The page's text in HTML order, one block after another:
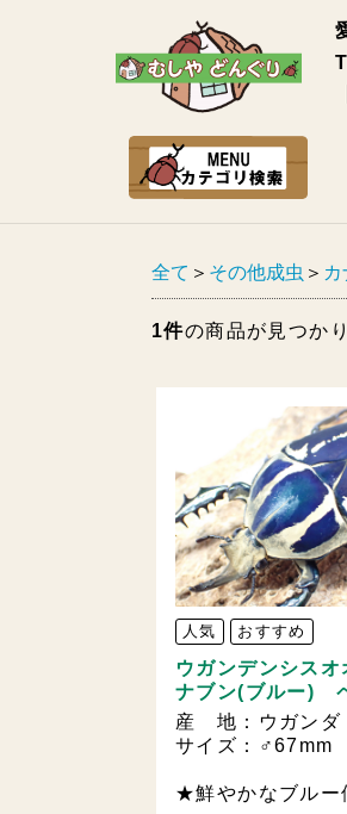
全て ＞ その他成虫 ＞
1件の商品が見つか
人気 おすすめ
ウガンデンシスオ
ナブン(ブルー)
産 地：ウガンダ
サイズ：
★鮮やかなブル